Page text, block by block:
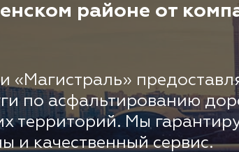
районе от
«Магистраль»
по асфальтированию
территорий. Мы
и качественный сервис.